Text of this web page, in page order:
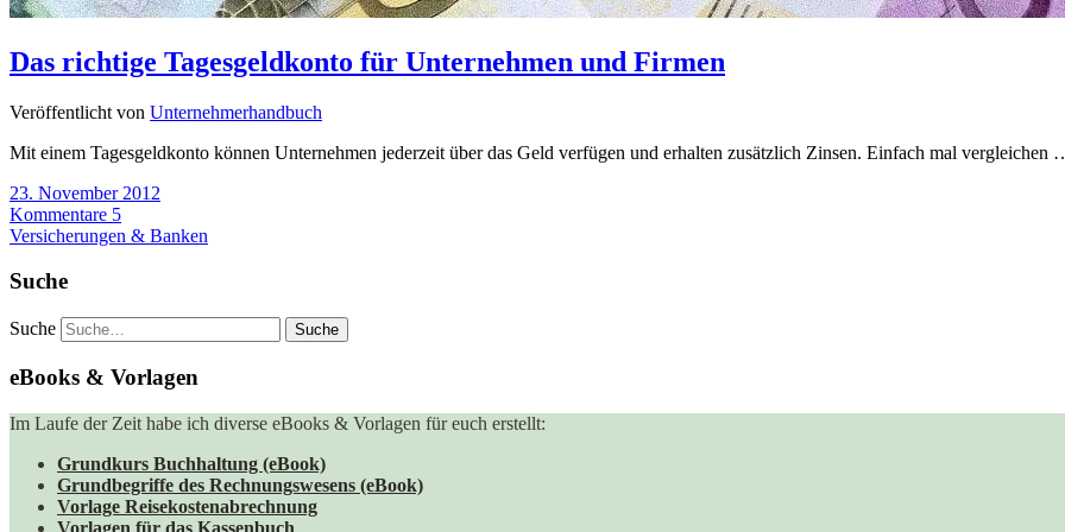
Das richtige Tagesgeldkonto für Unternehmen und Firmen
Veröffentlicht von Unternehmerhandbuch
Mit einem Tagesgeldkonto können Unternehmen jederzeit über das Geld verfügen und erhalten zusätzlich Zinsen. Einfach mal vergleichen
23. November 2012
Kommentare 5
Versicherungen & Banken
Suche
Suche
eBooks & Vorlagen
Im Laufe der Zeit habe ich diverse eBooks & Vorlagen für euch erstellt:
Grundkurs Buchhaltung (eBook)
Grundbegriffe des Rechnungswesens (eBook)
Vorlage Reisekostenabrechnung
Vorlagen für das Kassenbuch